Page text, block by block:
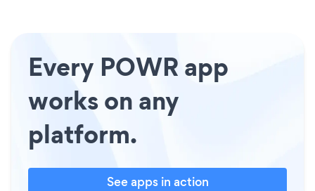
Every POWR app
works on any
platform.
See apps in action